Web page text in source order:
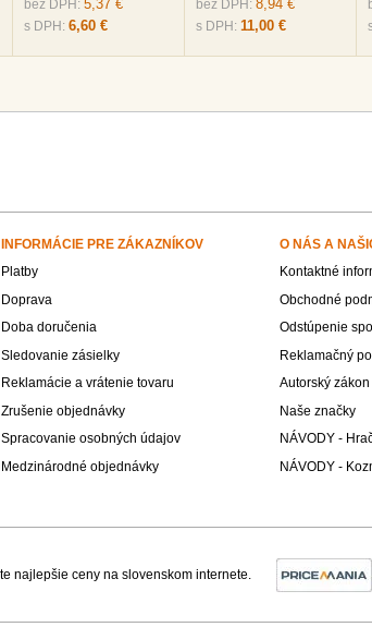
bez DPH: 5,37 €
s DPH: 6,60 €
bez DPH: 8,94 €
s DPH: 11,00 €
INFORMÁCIE PRE ZÁKAZNÍKOV O NÁS A
Platby
Kontaktné
Doprava
Obchodné
Doba doručenia
Odstúpenie
Sledovanie zásielky
Reklamačný
Reklamácie a vrátenie tovaru
Autorský zákon
Zrušenie objednávky
Naše značky
Spracovanie osobných údajov
NÁVODY -
Medzinárodné objednávky NÁVODY -